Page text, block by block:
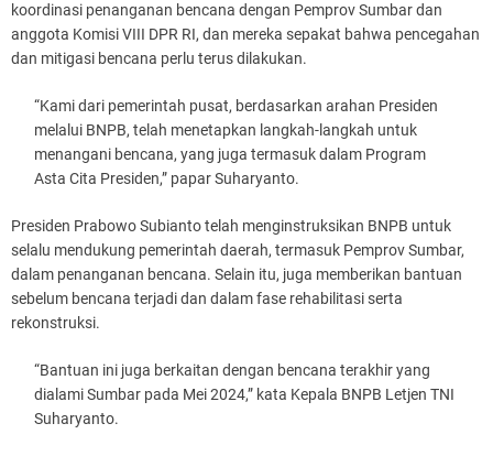
koordinasi penanganan bencana dengan Pemprov Sumbar dan
anggota Komisi VIII DPR RI, dan mereka sepakat bahwa pencegahan
dan mitigasi bencana perlu terus dilakukan.
“Kami dari pemerintah pusat, berdasarkan arahan Presiden
melalui BNPB, telah menetapkan langkah-langkah untuk
menangani bencana, yang juga termasuk dalam Program
Asta Cita Presiden,” papar Suharyanto.
Presiden Prabowo Subianto telah menginstruksikan BNPB untuk
selalu mendukung pemerintah daerah, termasuk Pemprov Sumbar,
dalam penanganan bencana. Selain itu, juga memberikan bantuan
sebelum bencana terjadi dan dalam fase rehabilitasi serta
rekonstruksi.
“Bantuan ini juga berkaitan dengan bencana terakhir yang
dialami Sumbar pada Mei 2024,” kata Kepala BNPB Letjen TNI
Suharyanto.